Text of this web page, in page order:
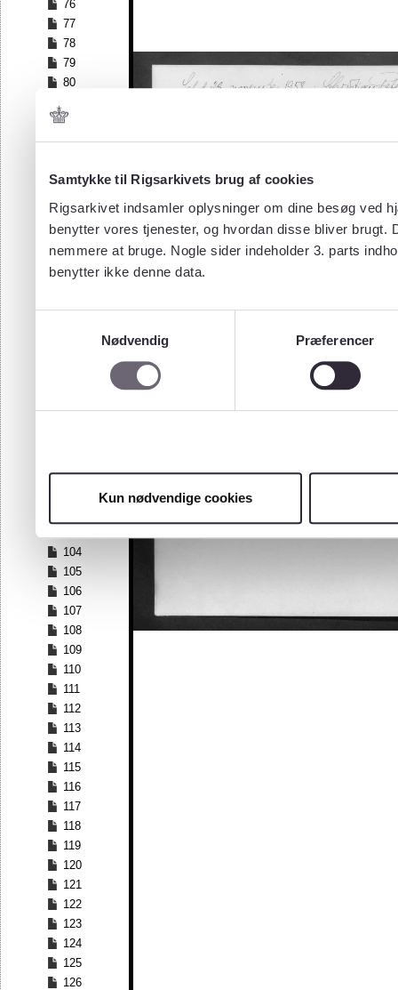
Samtykke til Rigsarkivets brug af cookies
Rigsarkivet indsamler oplysninger om dine besøg ved
benytter vores tjenester, og hvordan disse bliver
nemmere at bruge. Nogle sider indeholder 3. parts
benytter ikke denne data.
Nødvendig
Præferencer
Kun nødvendige cookies
76
77
78
79
80
82
83
85
87
88
89
90
97
100
104
105
106
107
108
109
110
111
112
113
114
115
116
117
118
119
120
121
122
123
124
125
126